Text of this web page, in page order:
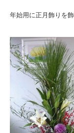
年始用に正月飾りを飾